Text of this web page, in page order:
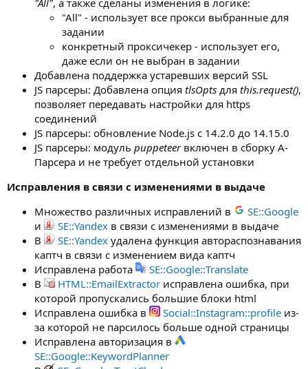
"All" - использует все прокси выбранные для
задании
конкретный проксичекер - использует его,
даже если он не выбран в задании
Добавлена поддержка устаревших версий SSL
JS парсеры: Добавлена опция tlsOpts для this.request(),
позволяет передавать настройки для https
соединений
JS парсеры: обновление Node.js с 14.2.0 до 14.15.0
JS парсеры: модуль puppeteerвключен в сборку А-
Парсера и не требует отдельной установки
Исправления в связи с изменениями в выдаче
Множество различных исправлений в
SE::Google
и
SE::Yandex в связи с изменениями в выдаче
В
SE::Yandex удалена функция автораспознавания
каптч в связи с изменением вида каптч
Исправлена работа
SE::Google::Translate
В
HTML::EmailExtractor исправлена ошибка, при
которой пропускались большие блоки html
Исправлена ошибка в
Social::Instagram::profile из-
за которой не парсилось больше одной страницы
Исправлена авторизация в
SE::Google::KeywordPlanner